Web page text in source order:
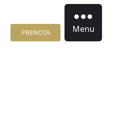
PRENOTA Menu